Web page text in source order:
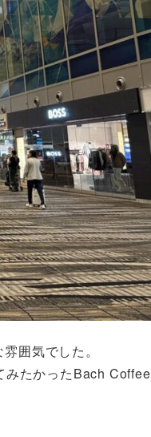
囲気でした。
みたかったBach Coffee